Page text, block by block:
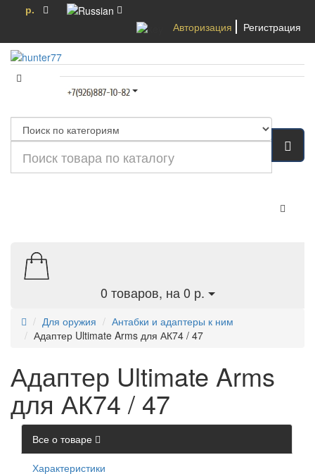
р.
Авторизация
Регистрация
0 товаров, на 0 р.
Для оружия
Антабки и адаптеры к ним
Адаптер Ultimate Arms для АК74 / 47
Адаптер Ultimate Arms
для АК74 / 47
Все о товаре
Характеристики